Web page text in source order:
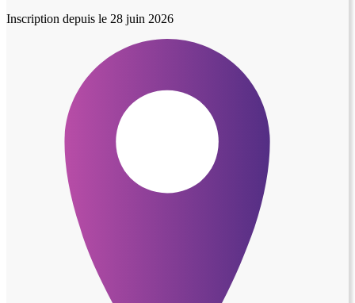
Inscription depuis le 28 juin 2026